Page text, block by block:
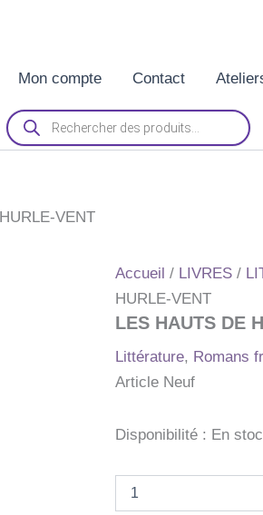
Mon compte Contact
Recherche
de
produits
VENT
Accueil / LIVRES /
HURLE-VENT
LES HAUTS DE
Littérature, Romans
Article Neuf
Disponibilité : En